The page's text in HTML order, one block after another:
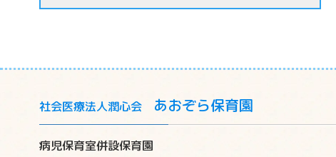
社会医療法人潤心会 あおぞら保育園
病児保育室併設保育園